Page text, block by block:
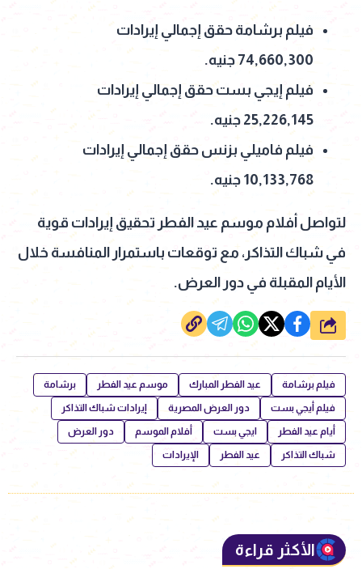
فيلم برشامة حقق إجمالي إيرادات
74,660,300 جنيه.
فيلم إيجي بست حقق إجمالي إيرادات
25,226,145 جنيه.
فيلم فاميلي بزنس حقق إجمالي إيرادات
10,133,768 جنيه.
لتواصل أفلام موسم عيد الفطر تحقيق إيرادات قوية
في شباك التذاكر، مع توقعات باستمرار المنافسة خلال
الأيام المقبلة في دور العرض.
شارك
فيلم برشامة عيد الفطر المبارك موسم عيد الفطر برشامة
فيلم أيجي بست دور العرض المصرية إيرادات شباك التذاكر
أيام عيد الفطر ايجي بست أفلام الموسم دور العرض
شباك التذاكر عيد الفطر الإيرادات
الأكثر قراءة